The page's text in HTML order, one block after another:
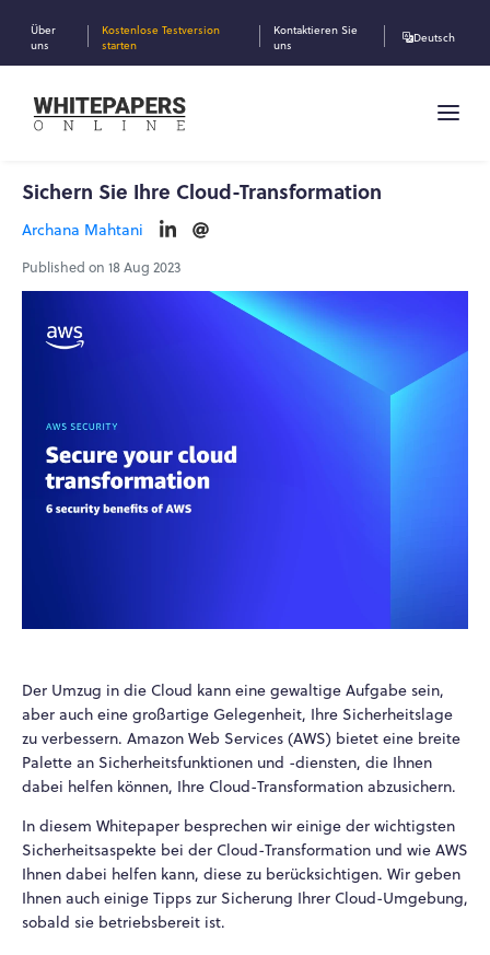
Über
uns
Kostenlose Testversion
starten
Kontaktieren Sie
uns
Deutsch
Sichern Sie Ihre Cloud-Transformation
Archana Mahtani
Published on 18 Aug 2023
Der Umzug in die Cloud kann eine gewaltige Aufgabe sein,
aber auch eine großartige Gelegenheit, Ihre Sicherheitslage
zu verbessern. Amazon Web Services (AWS) bietet eine breite
Palette an Sicherheitsfunktionen und -diensten, die Ihnen
dabei helfen können, Ihre Cloud-Transformation abzusichern.
In diesem Whitepaper besprechen wir einige der wichtigsten
Sicherheitsaspekte bei der Cloud-Transformation und wie AWS
Ihnen dabei helfen kann, diese zu berücksichtigen. Wir geben
Ihnen auch einige Tipps zur Sicherung Ihrer Cloud-Umgebung,
sobald sie betriebsbereit ist.